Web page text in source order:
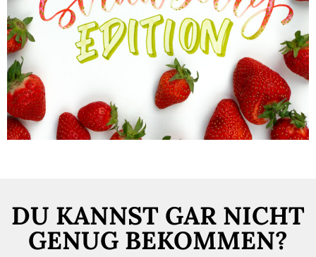
DU KANNST GAR NICHT
GENUG BEKOMMEN?